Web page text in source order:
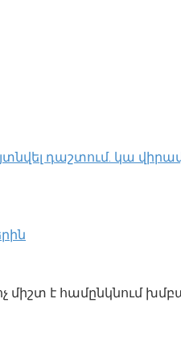
դաշտում․ կա
միշտ է համընկնում